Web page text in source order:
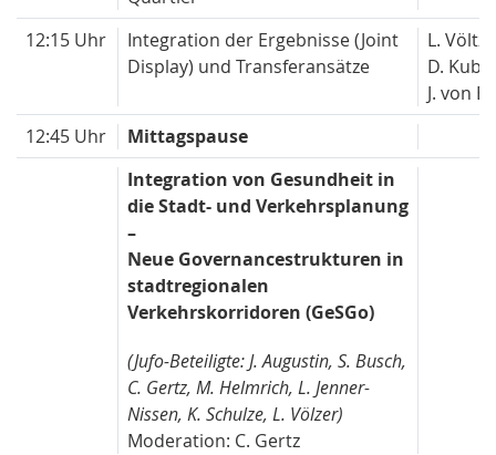
12:15 Uhr
Integration der Ergebnisse (Joint
Display) und Transferansätze
L.
D.
J. von
12:45 Uhr
Mittagspause
Integration von Gesundheit in
die Stadt- und Verkehrsplanung
–
Neue Governancestrukturen in
stadtregionalen
Verkehrskorridoren (GeSGo)
(Jufo-Beteiligte: J. Augustin, S. Busch,
C. Gertz, M. Helmrich, L. Jenner-
Nissen, K. Schulze, L. Völzer)
Moderation: C. Gertz